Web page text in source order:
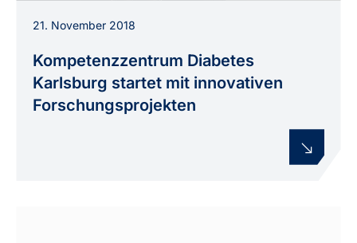
21. November 2018
Kompetenzzentrum Diabetes
Karlsburg startet mit innovativen
Forschungsprojekten